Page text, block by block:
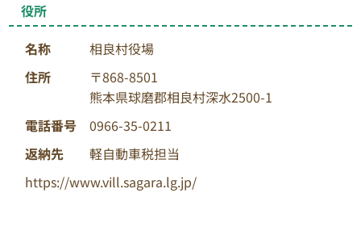
役所
名称
相良村役場
住所
〒868-8501
熊本県球磨郡相良村深水2500-1
電話番号
0966-35-0211
返納先
軽自動車税担当
https://www.vill.sagara.lg.jp/